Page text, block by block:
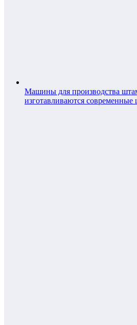
Машины для производства
изготавливаются